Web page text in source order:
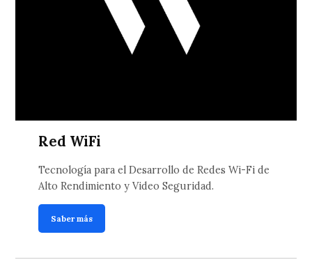
Red WiFi
Tecnología para el Desarrollo de Redes Wi-Fi de
Alto Rendimiento y Video Seguridad.
Saber más